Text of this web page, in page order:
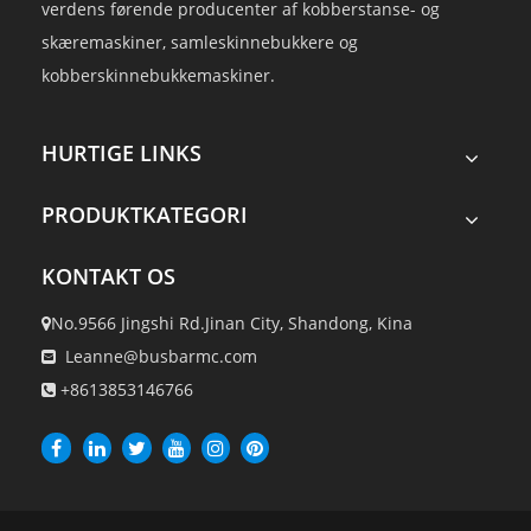
alsidige til moderne værker...
verdens førende producenter af kobberstanse- og
skæremaskiner, samleskinnebukkere og
kobberskinnebukkemaskiner.
HURTIGE LINKS
PRODUKTKATEGORI
KONTAKT OS
No.9566 Jingshi Rd.Jinan City, Shandong, Kina
 Leanne@busbarmc.com
 +8613853146766